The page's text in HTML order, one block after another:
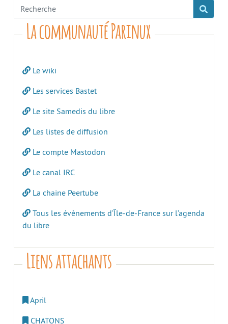
La communauté Parinux
Le wiki
Les services Bastet
Le site Samedis du libre
Les listes de diffusion
Le compte Mastodon
Le canal IRC
La chaine Peertube
Tous les évènements d’Île-de-France sur l’agenda
du libre
Liens attachants
April
CHATONS